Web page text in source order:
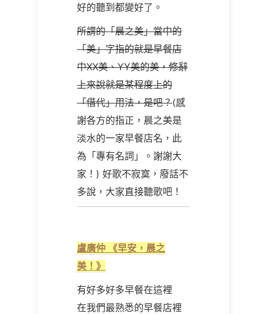
好的聽到都變好了。
所謂的「晨之美」當中的
「美」字指的就是早餐店
中XX美、YY美的美，修辭
上來說就是某程度上的
「借代」用法，是吧？(感
謝各方的指正，晨之美是
淡水的一家早餐店名，此
為「專有名詞」。謝謝大
家！) 好歌不寂寞，廢話不
多說，大家直接聽歌吧！
盧廣仲 《早安，晨之
美！》
有好多好多早餐在這裡
在我們最熟悉的早餐店裡